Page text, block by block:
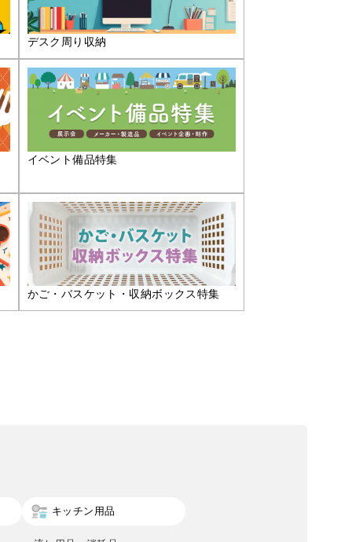
デスク周り収納
イベント備品特集
かご・バスケット・収納ボックス特集
キッチン用品